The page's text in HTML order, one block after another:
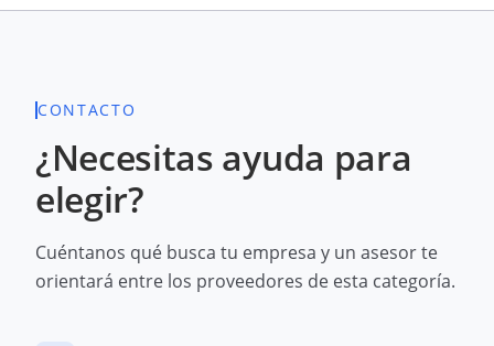
CONTACTO
¿Necesitas ayuda para
elegir?
Cuéntanos qué busca tu empresa y un asesor te
orientará entre los proveedores de esta categoría.